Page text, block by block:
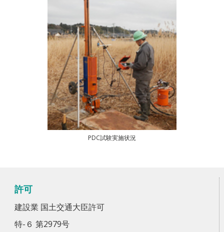
PDC試験実施状況
許可
建設業 国土交通大臣許可
特-６ 第2979号